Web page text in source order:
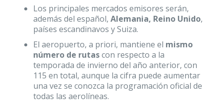
Los principales mercados emisores serán,
además del español, Alemania, Reino Unido,
países escandinavos y Suiza.
El aeropuerto, a priori, mantiene el mismo
número de rutascon respecto a la
temporada de invierno del año anterior, con
115 en total, aunque la cifra puede aumentar
una vez se conozca la programación oficial de
todas las aerolíneas.